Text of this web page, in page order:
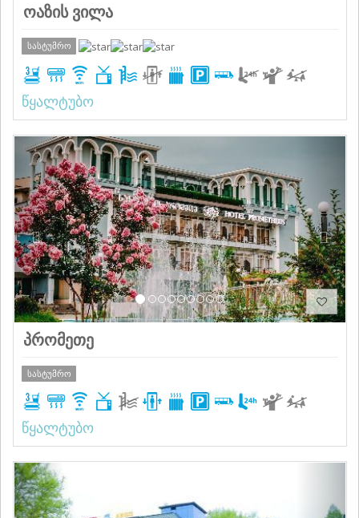
ოაზის ვილა
სასტუმრო
წყალტუბო
Previous
პრომეთე
სასტუმრო
წყალტუბო
Previous